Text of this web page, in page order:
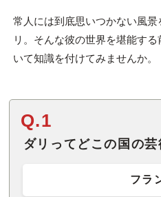
常人には到底思いつかない風
リ。そんな彼の世界を堪能す
いて知識を付けてみませんか。
Q.1
ダリってどこの国の芸
フラ